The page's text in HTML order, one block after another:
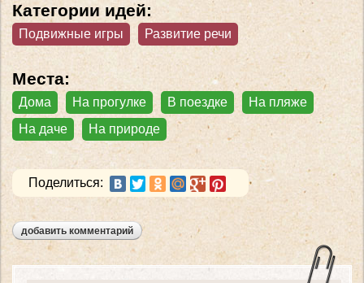
Категории идей:
Подвижные игры Развитие речи
Места:
Дома На прогулке В поездке
На пляже
На даче
На природе
Поделиться:
добавить комментарий